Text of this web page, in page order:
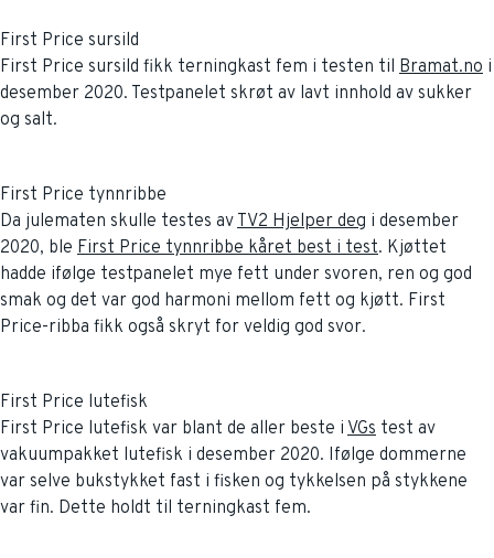
First Price sursild
First Price sursild fikk terningkast fem i testen til Bramat.no i
desember 2020. Testpanelet skrøt av lavt innhold av sukker
og salt.
First Price tynnribbe
Da julematen skulle testes avTV2 Hjelper deg i desember
2020, ble First Price tynnribbe kåret best i test. Kjøttet
hadde ifølge testpanelet mye fett under svoren, ren og god
smak og det var god harmoni mellom fett og kjøtt. First
Price-ribba fikk også skryt for veldig god svor.
First Price lutefisk
First Price lutefisk var blant de aller beste i VGs test av
vakuumpakket lutefisk i desember 2020. Ifølge dommerne
var selve bukstykket fast i fisken og tykkelsen på stykkene
var fin. Dette holdt til terningkast fem.